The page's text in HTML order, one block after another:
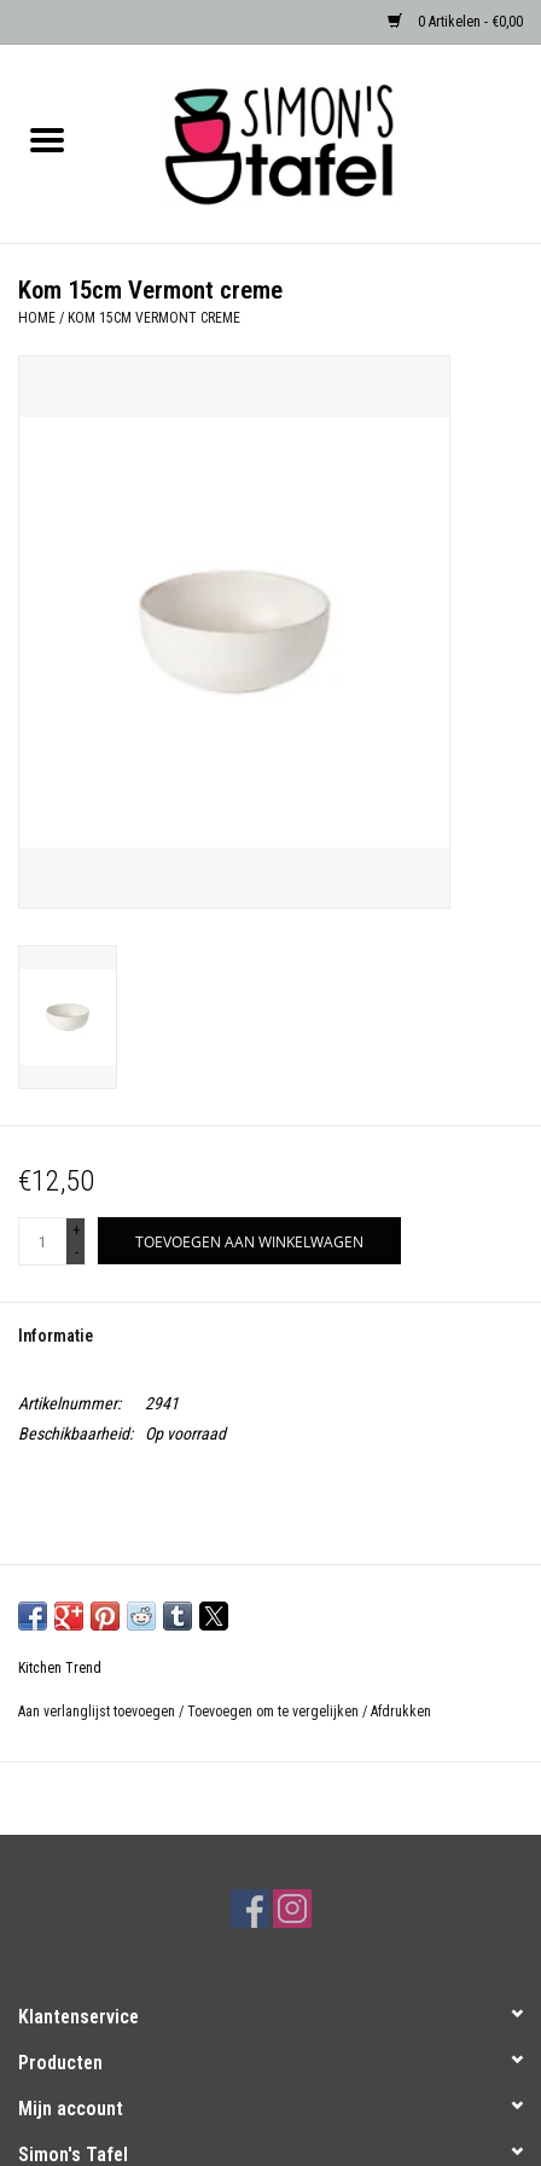
0 Artikelen - €0,00
Albast waxinehouders van Zenza
Kom 15cm Vermont creme
HOME / KOM 15CM VERMONT CREME
€12,50
+
-
TOEVOEGEN AAN WINKELWAGEN
Informatie
Artikelnummer:
2941
Beschikbaarheid:
Op voorraad
Kitchen Trend
Aan verlanglijst toevoegen / Toevoegen om te vergelijken / Afdrukken
Klantenservice
Producten
Mijn account
Simon's Tafel